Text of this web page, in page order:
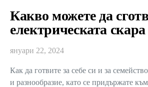
Какво можете да
електрическата скара
януари 22, 2024
Как да готвите за себе си и за
и разнообразие, като се придържате към